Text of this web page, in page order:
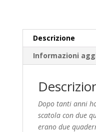
Descrizione
Informazioni
Dopo tanti anni
scatola con due
erano due